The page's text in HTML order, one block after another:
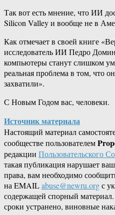
Так вот есть мнение, что ИИ
Silicon Valley и вообще не в
Как отмечает в своей книге
исследователь ИИ Педро
компьютеры станут слишком
реальная проблема в том, что
захватили».
С Новым Годом вас, человеки.
Источник материала
Настоящий материал
сообществе пользователем
редакции Пользовательского
такая публикация нарушает
права, вам необходимо
на EMAILabuse@newru.orgс
содержащей спорный
сроки устранено, виновные